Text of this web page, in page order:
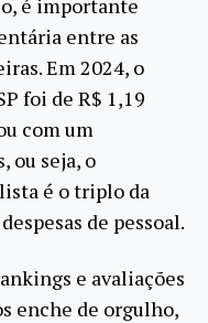
é importante
entre as
Em 2024, o
foi de R$ 1,19
com um
ou seja, o
é o triplo da
de pessoal.
e avaliações
enche de orgulho,